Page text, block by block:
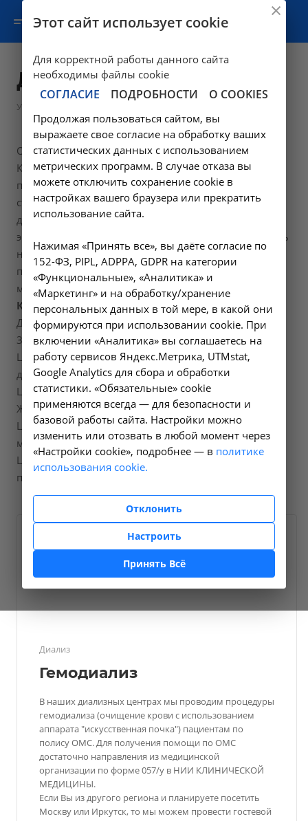
Диализ
Услуги
Основным направлением деятельности НИИ
КЛИНИЧЕСКОЙ МЕДИЦИНЫ является проведение
процедуры диализа для пациентов с терминальной
стадией болезни почек. Позвоните в один из наших
диализных центров и мы проведем небольшую
экскурсию. Если Вам понравится - поможем получить
направление в наш диализный центр! Если Вы
путешествуете по россии или едете в командировку
мы проведем Вам гостевой диализ.
Контактные телефоны:
Диализный центр Москва, Просторная, д.3 +7 (495)
320-77-97
Центр амбулаторного диализа Иркутск, Коммунаров,
д.16 +7 (3952) 28-09-20
Центр амбулаторного диализа Иркутск, 2-я
Железнодорожная, д.5 +7 (3952) 28-08-89
Центр амбулаторного диализа Ангарск, 7А
микрорайон, д.35 +7 (3952) 50-72-00
Центр амбулаторного диализа Усолье-Сибирское,
проспект Красных Партизан, д.55Б +7 (39543) 7-62-82
Диализ
Гемодиализ
В наших диализных центрах мы проводим процедуры
гемодиализа (очищение крови с использованием
аппарата "искусственная почка") пациентам по
полису ОМС. Для получения помощи по ОМС
достаточно направления из медицинской
организации по форме 057/у в НИИ КЛИНИЧЕСКОЙ
МЕДИЦИНЫ.
Если Вы из другого региона и планируете посетить
Москву или Иркутск, то мы можем провести гостевой
Этот сайт использует cookie
Для корректной работы данного сайта
необходимы файлы cookie
СОГЛАСИЕ ПОДРОБНОСТИ О COOKIES
Продолжая пользоваться сайтом, вы
выражаете свое согласие на обработку ваших
статистических данных с использованием
метрических программ. В случае отказа вы
можете отключить сохранение cookie в
настройках вашего браузера или прекратить
использование сайта.
Нажимая «Принять все», вы даёте согласие по
152-ФЗ, PIPL, ADPPA, GDPR на категории
«Функциональные», «Аналитика» и
«Маркетинг» и на обработку/хранение
персональных данных в той мере, в какой они
формируются при использовании cookie. При
включении «Аналитика» вы соглашаетесь на
работу сервисов Яндекс.Метрика, UTMstat,
Google Analytics для сбора и обработки
статистики. «Обязательные» cookie
применяются всегда — для безопасности и
базовой работы сайта. Настройки можно
изменить или отозвать в любой момент через
«Настройки cookie», подробнее — в политике
использования cookie.
Отклонить
Настроить
Принять Всё